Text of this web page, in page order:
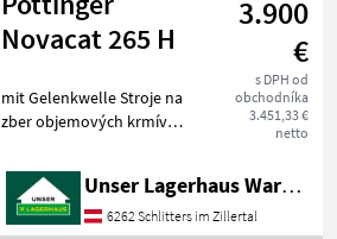
objemových
krmív /
Pöttinger
Novacat 265 H
3.900
€
s DPH od
obchodníka
3.451,33 €
netto
mit Gelenkwelle Stroje na
zber objemových krmív
Unser Lagerhaus Warenhandelsges.m.b.H.
6262 Schlitters im Zillertal